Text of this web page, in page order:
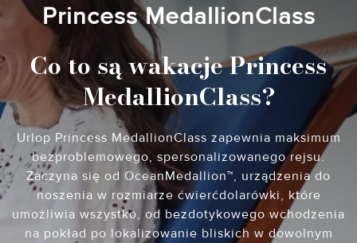
Princess MedallionClass
Co to są wakacje Princess
MedallionClass?
Urlop Princess MedallionClass zapewnia maksimum
bezproblemowego, spersonalizowanego rejsu.
Zaczyna się od OceanMedallion™, urządzenia do
noszenia w rozmiarze ćwierćdolarówki, które
umożliwia wszystko, od bezdotykowego wchodzenia
na pokład po lokalizowanie bliskich w dowolnym